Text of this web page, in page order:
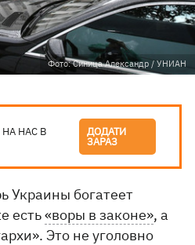
Фото: Синица Александр / УНИАН
НАС В ДОДАТИ
ЗАРАЗ
Украины богатеет
есть«воры в законе», а
Это не уголовно